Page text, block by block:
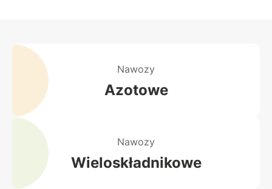
Nawozy
Azotowe
Nawozy
Wieloskładnikowe